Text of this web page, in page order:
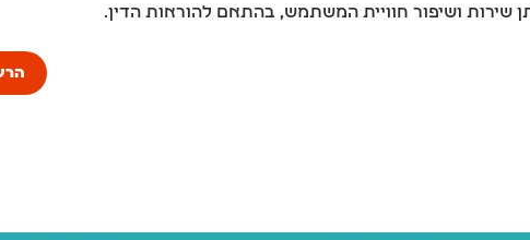
שירות ושיפור חוויית המשתמש, בהתאם להוראות הדין.